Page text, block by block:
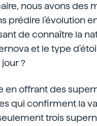
nous avons des
prédire l'évolution
de connaître la
et le type
?
en offrant des
qui confirment la
trois